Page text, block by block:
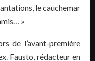
le cauchemar
»
de l’avant-première
Fausto, rédacteur en